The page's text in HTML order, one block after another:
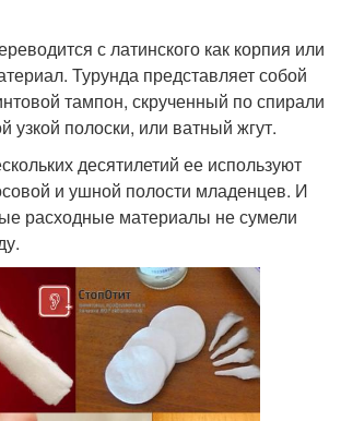
с латинского как корпия или
Турунда представляет собой
тампон, скрученный по спирали
узкой полоски, или ватный жгут.
десятилетий ее используют
и ушной полости младенцев. И
расходные материалы не сумели